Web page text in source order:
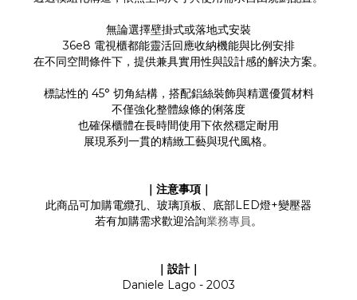
無論選擇壁掛式或落地式安裝
36e8 電視櫃都能靈活回應收納機能與比例安排
在不同空間條件下，提供兼具實用性與設計感的解決方案。
標誌性的 45° 切角結構，搭配鋁絲裝飾與精選優質材料
不僅強化整體線條的俐落度
也確保櫃體在長時間使用下依然穩定耐用
展現系列一貫的精緻工藝與現代風格。
｜注意事項 ｜
此商品可加購電纜孔、玻璃頂板、底部LED燈+變壓器
若有加購需求歡迎洽詢業務專員。
｜設計｜
Daniele Lago - 2003